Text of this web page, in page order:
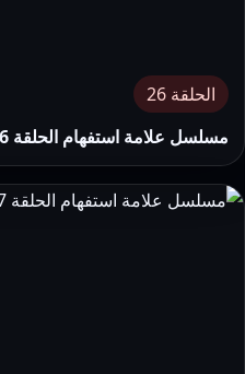
الحلقة 26
مسلسل علامة استفهام الحلقة 26 السادسة والعشرون HD